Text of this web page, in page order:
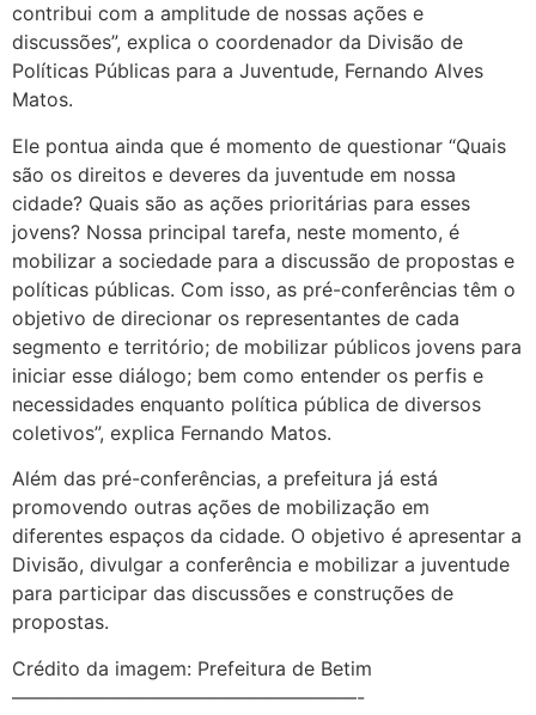
contribui com a amplitude de nossas ações e
discussões”, explica o coordenador da Divisão de
Políticas Públicas para a Juventude, Fernando Alves
Matos.
Ele pontua ainda que é momento de questionar “Quais
são os direitos e deveres da juventude em nossa
cidade? Quais são as ações prioritárias para esses
jovens? Nossa principal tarefa, neste momento, é
mobilizar a sociedade para a discussão de propostas e
políticas públicas. Com isso, as pré-conferências têm o
objetivo de direcionar os representantes de cada
segmento e território; de mobilizar públicos jovens para
iniciar esse diálogo; bem como entender os perfis e
necessidades enquanto política pública de diversos
coletivos”, explica Fernando Matos.
Além das pré-conferências, a prefeitura já está
promovendo outras ações de mobilização em
diferentes espaços da cidade. O objetivo é apresentar a
Divisão, divulgar a conferência e mobilizar a juventude
para participar das discussões e construções de
propostas.
Crédito da imagem: Prefeitura de Betim
——————————————————-